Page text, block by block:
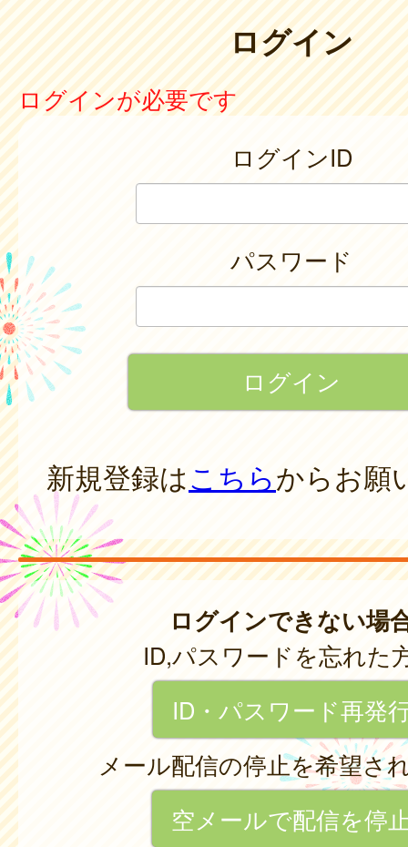
ログイン
ログインが必要です
ログインID
パスワード
新規登録はこちらからお願
ログインできない場
ID,パスワードを忘れた
ID・パスワード再発
メール配信の停止を希望さ
空メールで配信を停